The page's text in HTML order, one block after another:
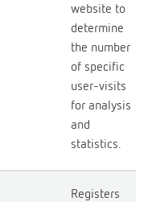
website to
determine
the number
of specific
user-visits
for analysis
and
statistics.
Registers